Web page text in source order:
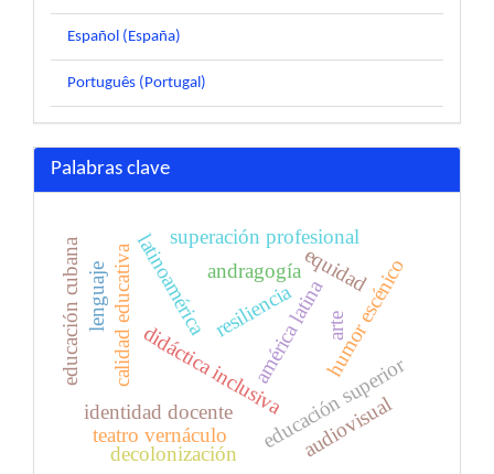
Español (España)
Português (Portugal)
Palabras clave
didáctica inclusivaeducación superior
américa latina
equidad
resiliencia
calidad educativa
identidad docente
latinoamérica
superación profesional
lenguaje arte
humor escénico
teatro vernáculo
decolonización
audiovisual
andragogía
educación cubana